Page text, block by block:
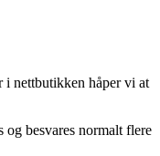
i nettbutikken håper vi at
og besvares normalt flere